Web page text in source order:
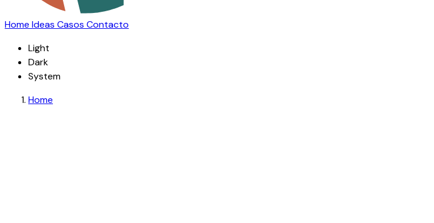
Home Ideas Casos Contacto
Light
Dark
System
Home